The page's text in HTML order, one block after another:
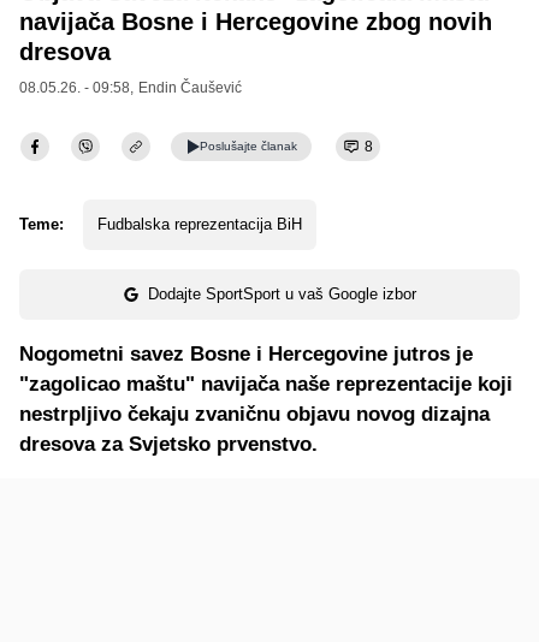
navijača Bosne i Hercegovine zbog novih
dresova
08.05.26. - 09:58, Endin Čaušević
Poslušajte članak 8
Teme: Fudbalska reprezentacija BiH
Dodajte SportSport u vaš Google izbor
Nogometni savez Bosne i Hercegovine jutros je
"zagolicao maštu" navijača naše reprezentacije koji
nestrpljivo čekaju zvaničnu objavu novog dizajna
dresova za Svjetsko prvenstvo.